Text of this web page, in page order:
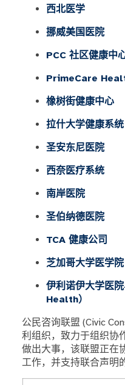
西北医学
挪威美国医院
PCC 社区健康中
PrimeCare
橡树街健康中心
拉什大学健康系统
圣安东尼医院
西奈医疗系统
南岸医院
圣伯纳德医院
TCA 健康公司
芝加哥大学医学院
伊利诺伊大学医
Health）
公民咨询联盟 (Civic
利组织，致力于组织协
做出大事，该联盟正在
工作，并支持联合声明